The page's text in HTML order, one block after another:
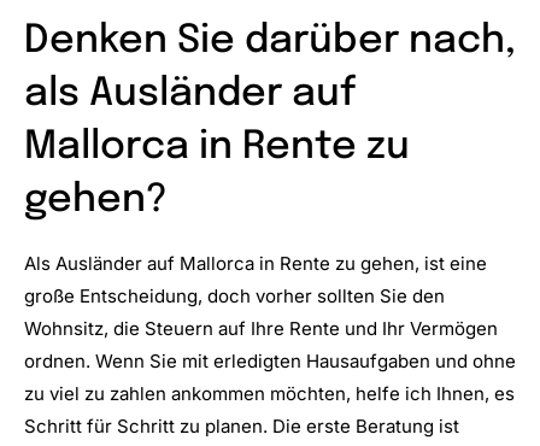
Denken Sie darüber nach,
als Ausländer auf
Mallorca in Rente zu
gehen?
Als Ausländer auf Mallorca in Rente zu gehen, ist eine
große Entscheidung, doch vorher sollten Sie den
Wohnsitz, die Steuern auf Ihre Rente und Ihr Vermögen
ordnen. Wenn Sie mit erledigten Hausaufgaben und ohne
zu viel zu zahlen ankommen möchten, helfe ich Ihnen, es
Schritt für Schritt zu planen. Die erste Beratung ist